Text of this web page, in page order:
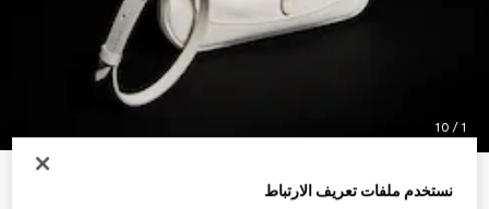
1
/
10
حقيبة الكتف Jackie Slim متوسطة الحجم
نستخدم ملفات تعريف الارتباط